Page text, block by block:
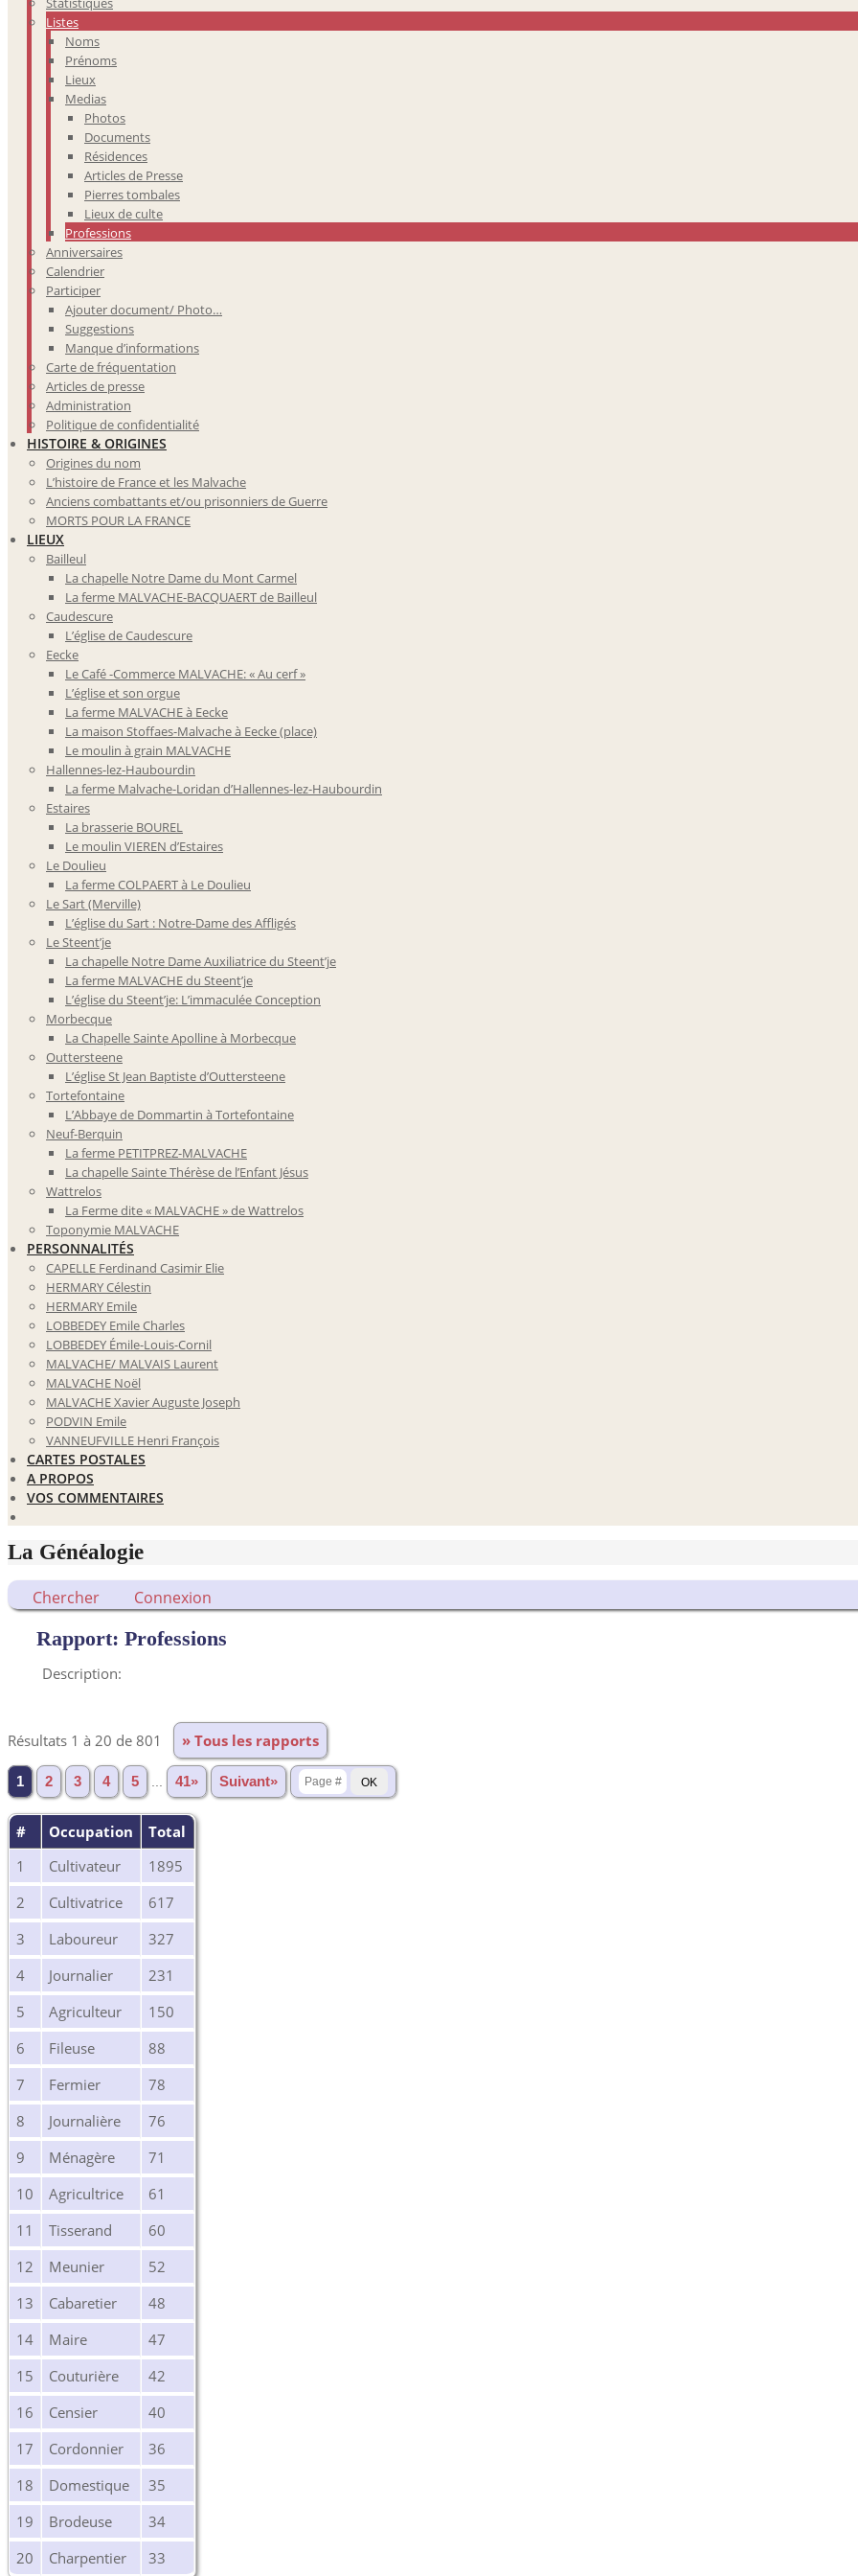
Listes
Noms
Prénoms
Lieux
Medias
Photos
Documents
Résidences
Articles de Presse
Pierres tombales
Lieux de culte
Professions
Anniversaires
Calendrier
Participer
Ajouter document/ Photo…
Suggestions
Manque d’informations
Carte de fréquentation
Articles de presse
Administration
Politique de confidentialité
HISTOIRE & ORIGINES
Origines du nom
L’histoire de France et les Malvache
Anciens combattants et/ou prisonniers de Guerre
MORTS POUR LA FRANCE
LIEUX
Bailleul
La chapelle Notre Dame du Mont Carmel
La ferme MALVACHE-BACQUAERT de Bailleul
Caudescure
L’église de Caudescure
Eecke
Le Café -Commerce MALVACHE: « Au cerf »
L’église et son orgue
La ferme MALVACHE à Eecke
La maison Stoffaes-Malvache à Eecke (place)
Le moulin à grain MALVACHE
Hallennes-lez-Haubourdin
La ferme Malvache-Loridan d’Hallennes-lez-Haubourdin
Estaires
La brasserie BOUREL
Le moulin VIEREN d’Estaires
Le Doulieu
La ferme COLPAERT à Le Doulieu
Le Sart (Merville)
L’église du Sart : Notre-Dame des Affligés
Le Steent’je
La chapelle Notre Dame Auxiliatrice du Steent’je
La ferme MALVACHE du Steent’je
L’église du Steent’je: L’immaculée Conception
Morbecque
La Chapelle Sainte Apolline à Morbecque
Outtersteene
L’église St Jean Baptiste d’Outtersteene
Tortefontaine
L’Abbaye de Dommartin à Tortefontaine
Neuf-Berquin
La ferme PETITPREZ-MALVACHE
La chapelle Sainte Thérèse de l’Enfant Jésus
Wattrelos
La Ferme dite « MALVACHE » de Wattrelos
Toponymie MALVACHE
PERSONNALITÉS
CAPELLE Ferdinand Casimir Elie
HERMARY Célestin
HERMARY Emile
LOBBEDEY Emile Charles
LOBBEDEY Émile-Louis-Cornil
MALVACHE/ MALVAIS Laurent
MALVACHE Noël
MALVACHE Xavier Auguste Joseph
PODVIN Emile
VANNEUFVILLE Henri François
CARTES POSTALES
A PROPOS
VOS COMMENTAIRES
La Généalogie
Chercher Connexion
Rapport: Professions
Description:
Résultats 1 à 20 de 801 » Tous les rapports
1 2 3 4 5 41» Suivant»
# Occupation
Total
1
Cultivateur
1895
2
Cultivatrice
617
3
Laboureur
327
4
Journalier
231
5
Agriculteur
150
6
Fileuse
88
7
Fermier
78
8
Journalière
76
9
Ménagère
71
10
Agricultrice
61
11
Tisserand
60
12
Meunier
52
13
Cabaretier
48
14
Maire
47
15
Couturière
42
16
Censier
40
17
Cordonnier
36
18
Domestique
35
19
Brodeuse
34
20
Charpentier 33